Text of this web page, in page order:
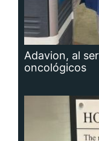
Adavion, al
oncológicos